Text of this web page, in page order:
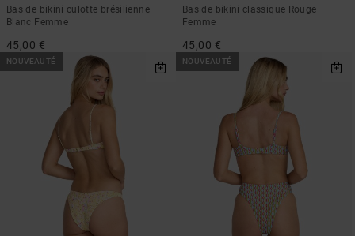
Bas de bikini culotte brésilienne
Blanc Femme
45,00 €
Bas de bikini classique Rouge
Femme
45,00 €
NOUVEAUTÉ NOUVEAUTÉ